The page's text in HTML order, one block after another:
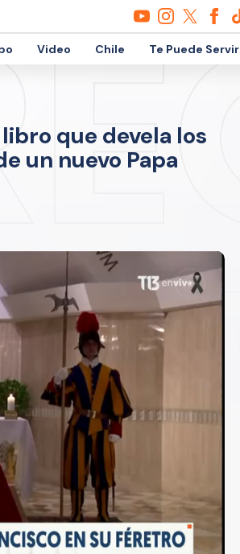
Video Chile Te Puede Servir
que devela los
un nuevo Papa